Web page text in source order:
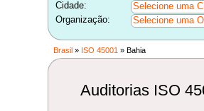
Cidade:
Selecione uma
Organização:
Selecione uma
Brasil» ISO 45001 » Bahia
Auditorias ISO